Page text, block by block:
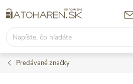
na
obsah
Predávané značky